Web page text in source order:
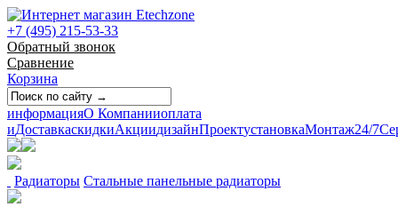
+7 (495) 215-53-33
Обратный звонок
Сравнение
Корзина
информацияО Компанииоплата
иДоставкаскидкиАкциидизайнПроектустановкаМонтаж24/7
Радиаторы Стальные панельные радиаторы